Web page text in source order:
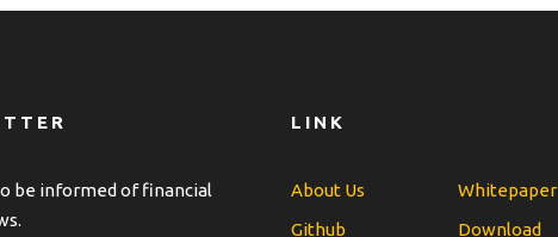
be informed of financial
LINK
About Us
Whitepaper
Github
Download